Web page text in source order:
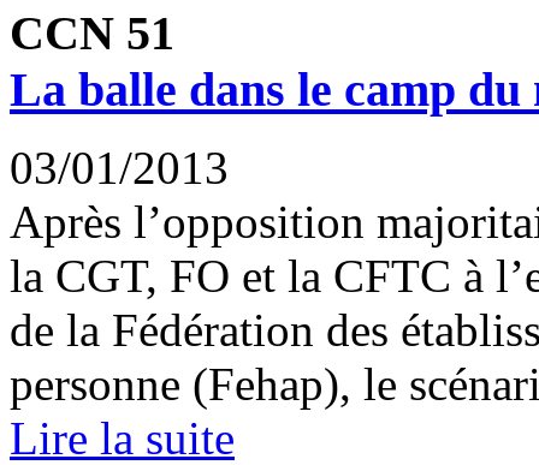
CCN 51
La balle dans le camp du
03/01/2013
Après l’opposition
la CGT, FO et la CFTC à
de la Fédération des
personne (Fehap), le
Lire la suite